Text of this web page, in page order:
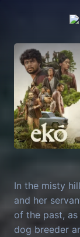
In the misty
and her
of the past,
dog breeder